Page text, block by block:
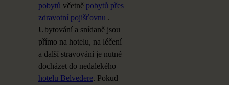
pobytů včetně pobytů přes
zdravotní pojišťovnu .
Ubytování a snídaně jsou
přímo na hotelu, na léčení
a další stravování je nutné
docházet do nedalekého
hotelu Belvedere. Pokud